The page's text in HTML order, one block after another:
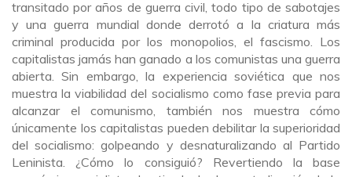
transitado por años de guerra civil, todo tipo de sabotajes
y una guerra mundial donde derrotó a la criatura más
criminal producida por los monopolios, el fascismo. Los
capitalistas jamás han ganado a los comunistas una guerra
abierta. Sin embargo, la experiencia soviética que nos
muestra la viabilidad del socialismo como fase previa para
alcanzar el comunismo, también nos muestra cómo
únicamente los capitalistas pueden debilitar la superioridad
del socialismo: golpeando y desnaturalizando al Partido
Leninista. ¿Cómo lo consiguió? Revertiendo la base